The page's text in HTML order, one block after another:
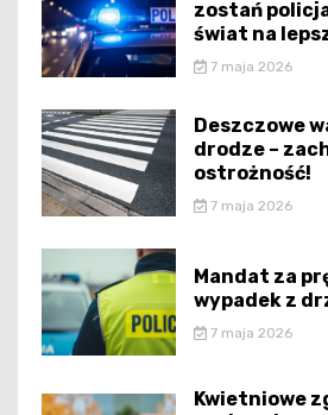
zostań
świat na
7 maja 2026
Deszczowe
drodze –
ostrożność!
7 maja 2026
Mandat za
wypadek z
7 maja 2026
Kwietniowe